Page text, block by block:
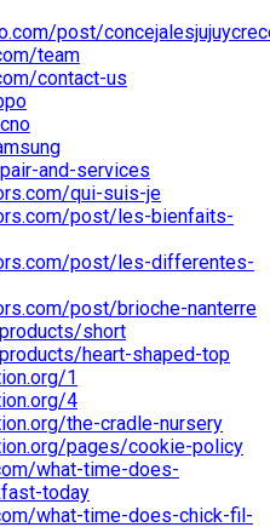
post/
team
contact-us
and-services
qui-suis-je
post/les-bienfaits-
post/les-differentes-
post/brioche-nanterre
short
heart-shaped-top
1
4
the-cradle-nursery
pages/cookie-policy
what-time-does-
today
what-time-does-chick-fil-